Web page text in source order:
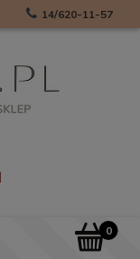
14/620-11-57
0